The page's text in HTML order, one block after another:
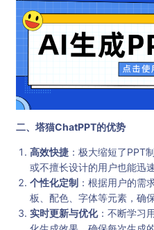
二、塔猫ChatPPT的优势
高效快捷 ：极大缩短了PPT
或不擅长设计的用户也能迅
个性化定制 ：根据用户的需
板、配色、字体等元素，确
实时更新与优化：不断学习